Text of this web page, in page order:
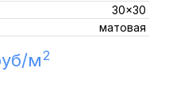
30x30
матовая
м2